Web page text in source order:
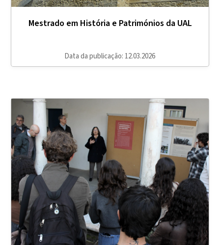
Mestrado em História e Patrimónios da UAL
Data da publicação: 12.03.2026